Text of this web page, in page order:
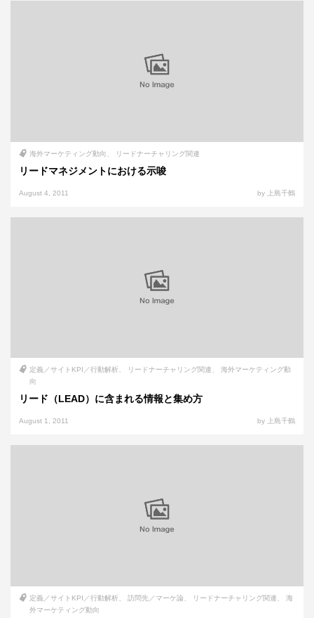
海外マーケティング動向 リードナーチャリング関連
リードマネジメントにおける示唆
August 4, 2011 by 上島千鶴
定義／サイトKPI／行動解析 リードナーチャリング関連
海外マーケティング動
向
リード（LEAD）に含まれる情報と集め方
August 1, 2011 by 上島千鶴
定義／サイトKPI／行動解析 訪問先／マーケ論 リードナーチャリング関連
海
外マーケティング動向